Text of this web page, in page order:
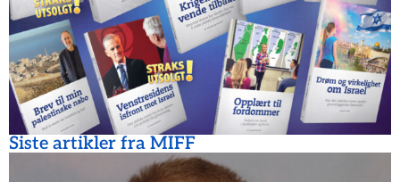
Siste artikler fra MIFF